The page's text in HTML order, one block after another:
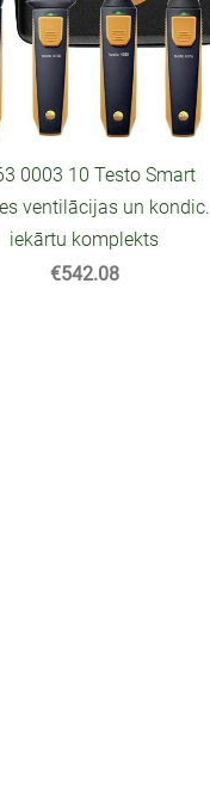
0003 10 Testo Smart
ventilācijas un kondic.
iekārtu komplekts
€542.08